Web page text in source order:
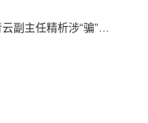
析涉“骗”案件辩护要点